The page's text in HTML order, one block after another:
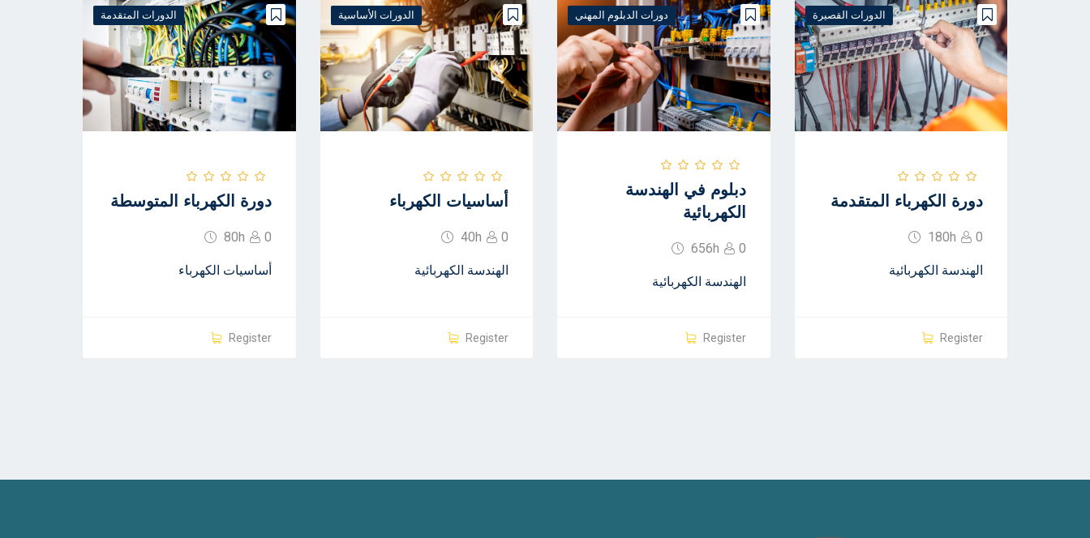
الدورات القصيرة
دورة الكهرباء المتقدمة
0
180h
الهندسة الكهربائية
Register
دورات الدبلوم المهني
دبلوم في الهندسة
الكهربائية
0
656h
الهندسة الكهربائية
Register
الدورات الأساسية
أساسيات الكهرباء
0
40h
الهندسة الكهربائية
Register
الدورات المتقدمة
دورة الكهرباء المتوسطة
0
80h
أساسيات الكهرباء
Register